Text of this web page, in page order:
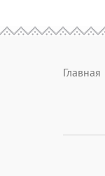
Главная